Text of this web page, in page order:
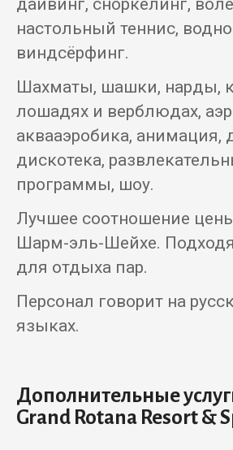
дайвинг, сноркелинг,
настольный теннис,
виндсёрфинг.
Шахматы, шашки, нарды,
лошадях и верблюдах,
аквааэробика, анимация,
дискотека,
программы, шоу.
Лучшее соотношение
Шарм-эль-Шейхе.
для отдыха пар.
Персонал говорит на
языках.
Дополнительные
Grand Rotana Resort &